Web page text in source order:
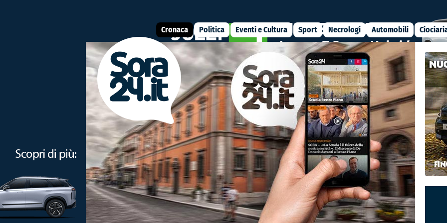
Cronaca Politica Eventi e Cultura Sport Necrologi Automobili